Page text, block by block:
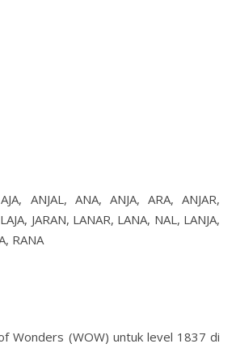
ANJAL, ANA, ANJA, ARA, ANJAR,
JARAN, LANAR, LANA, NAL, LANJA,
RANA
Wonders (WOW) untuk level 1837 di